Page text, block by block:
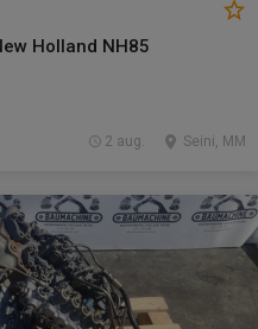
Holland NH85
Seini, MM
2 aug.